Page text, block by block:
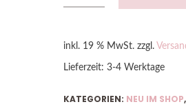
inkl. 19 % MwSt. zzgl.
Lieferzeit: 3-4 Werktage
KATEGORIEN: NEU IM SHOP,